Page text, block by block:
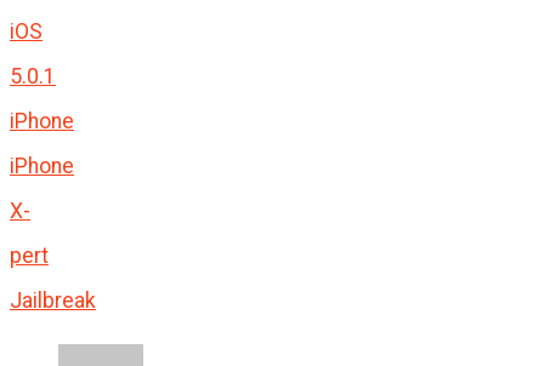
iOS
5.0.1
iPhone
iPhone
X-
pert
Jailbreak